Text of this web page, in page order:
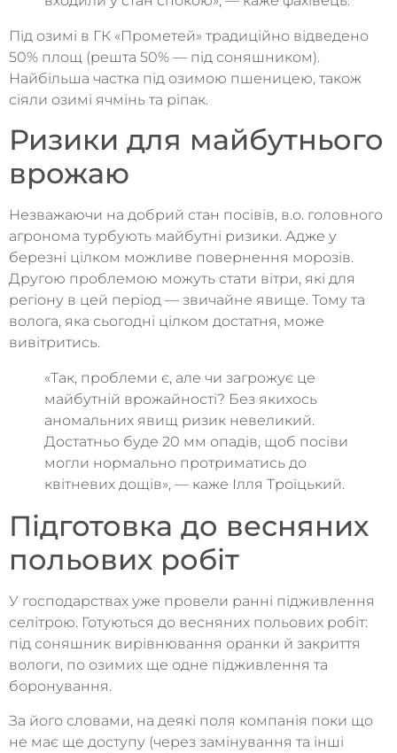
Під озимі в ГК «Прометей» традиційно відведено
50% площ (решта 50% — під соняшником).
Найбільша частка під озимою пшеницею, також
сіяли озимі ячмінь та ріпак.
Ризики для майбутнього
врожаю
Незважаючи на добрий стан посівів, в.о. головного
агронома турбують майбутні ризики. Адже у
березні цілком можливе повернення морозів.
Другою проблемою можуть стати вітри, які для
регіону в цей період — звичайне явище. Тому та
волога, яка сьогодні цілком достатня, може
вивітритись.
«Так, проблеми є, але чи загрожує це
майбутній врожайності? Без якихось
аномальних явищ ризик невеликий.
Достатньо буде 20 мм опадів, щоб посіви
могли нормально протриматись до
квітневих дощів», — каже Ілля Троїцький.
Підготовка до весняних
польових робіт
У господарствах уже провели ранні підживлення
селітрою. Готуються до весняних польових робіт:
під соняшник вирівнювання оранки й закриття
вологи, по озимих ще одне підживлення та
боронування.
За його словами, на деякі поля компанія поки що
не має ще доступу (через замінування та інші